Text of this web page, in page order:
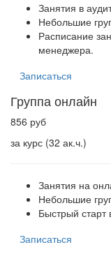
Занятия в
Небольшие
Расписание
менеджера.
Записаться
Группа онлайн
856 руб
за курс (32 ак.ч.)
Занятия на
Небольшие
Быстрый старт
Записаться